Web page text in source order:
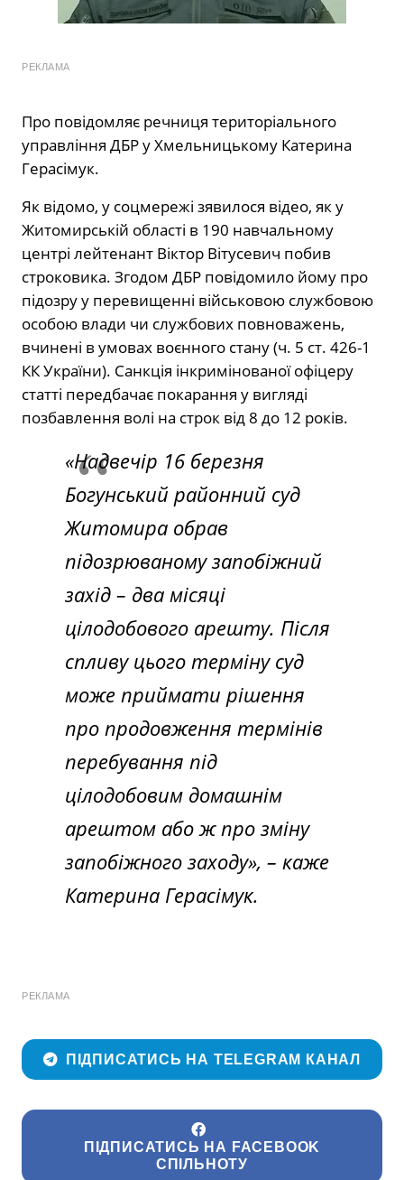
РЕКЛАМА
Про повідомляє речниця територіального
управління ДБР у Хмельницькому Катерина
Герасімук.
Як відомо, у соцмережі зявилося відео, як у
Житомирській області в 190 навчальному
центрі лейтенант Віктор Вітусевич побив
строковика. Згодом ДБР повідомило йому про
підозру у перевищенні військовою службовою
особою влади чи службових повноважень,
вчинені в умовах воєнного стану (ч. 5 ст. 426-1
КК України). Санкція інкримінованої офіцеру
статті передбачає покарання у вигляді
позбавлення волі на строк від 8 до 12 років.
«Надвечір 16 березня
Богунський районний суд
Житомира обрав
підозрюваному запобіжний
захід – два місяці
цілодобового арешту. Після
спливу цього терміну суд
може приймати рішення
про продовження термінів
перебування під
цілодобовим домашнім
арештом або ж про зміну
запобіжного заходу», – каже
Катерина Герасімук.
РЕКЛАМА
ПІДПИСАТИСЬ НА TELEGRAM КАНАЛ
ПІДПИСАТИСЬ НА FACEBOOK
СПІЛЬНОТУ